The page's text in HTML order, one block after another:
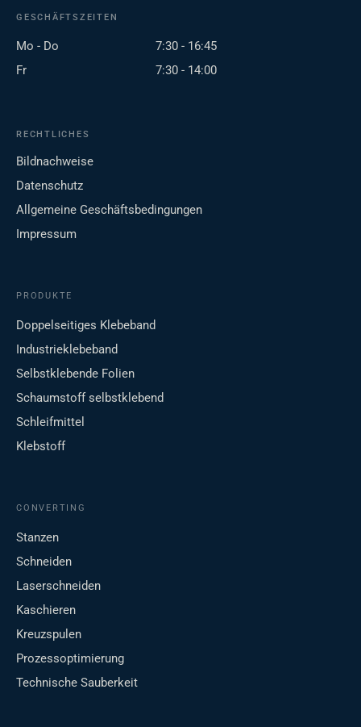
GESCHÄFTSZEITEN
Mo - Do
7:30 - 16:45
Fr
7:30 - 14:00
RECHTLICHES
Bildnachweise
Datenschutz
Allgemeine Geschäftsbedingungen
Impressum
PRODUKTE
Doppelseitiges Klebeband
Industrieklebeband
Selbstklebende Folien
Schaumstoff selbstklebend
Schleifmittel
Klebstoff
CONVERTING
Stanzen
Schneiden
Laserschneiden
Kaschieren
Kreuzspulen
Prozessoptimierung
Technische Sauberkeit